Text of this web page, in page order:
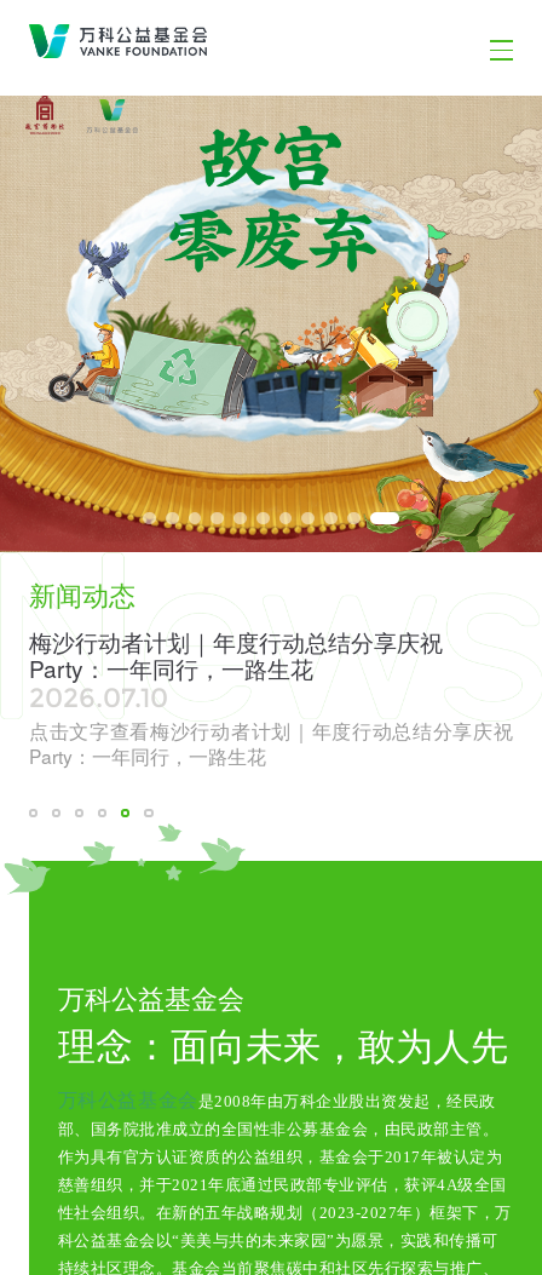
新闻动态
全国低碳日丨社区厨余堆肥平台年度交流会：看
见绿色转型新实践
2026.06.17
点击文字查看全国低碳日丨社区厨余堆肥平台年度交流
会：看见绿色转型新实践
万
万科公益基金会
理念：面向未来，敢为人先
万科公益基金会是2008年由万科企业股出资发起，经民政
部、国务院批准成立的全国性非公募基金会，由民政部主管。
作为具有官方认证资质的公益组织，基金会于2017年被认定为
慈善组织，并于2021年底通过民政部专业评估，获评4A级全国
性社会组织。在新的五年战略规划（2023-2027年）框架下，万
科公益基金会以“美美与共的未来家园”为愿景，实践和传播可
持续社区理念。基金会当前聚焦碳中和社区先行探索与推广、